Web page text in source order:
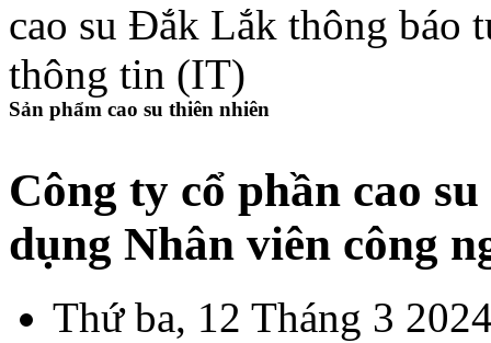
cao su Đắk Lắk thông báo
thông tin (IT)
Sản phẩm cao su thiên nhiên
Công ty cổ phần cao
dụng Nhân viên công
Thứ ba, 12 Tháng 3